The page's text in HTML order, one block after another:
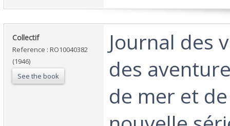
‎Collectif‎
Reference : RO10040382
(1946)
See the book
‎Journal des
des
de mer et